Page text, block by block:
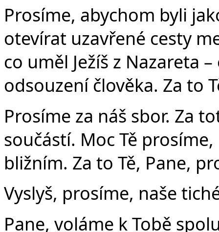
Prosíme, abychom byli
otevírat uzavřené cesty
co uměl Ježíš z Nazareta
odsouzení člověka. Za to
Prosíme za náš sbor. Za
součástí. Moc Tě
bližním. Za to Tě, Pane,
Vyslyš, prosíme, naše
Pane, voláme k Tobě